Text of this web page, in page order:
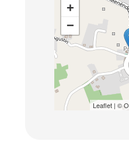
+
−
Leaflet| ©